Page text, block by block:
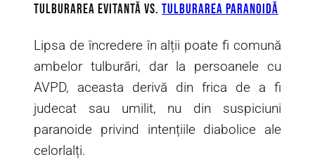
Tulburarea Evitantă vs. tulburarea paranoidă
Lipsa de încredere în alții poate fi comună
ambelor tulburări, dar la persoanele cu
AVPD, aceasta derivă din frica de a fi
judecat sau umilit, nu din suspiciuni
paranoide privind intențiile diabolice ale
celorlalți.